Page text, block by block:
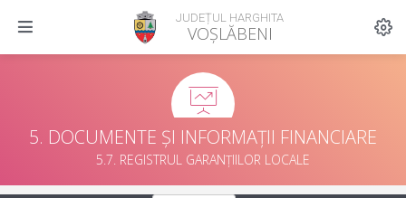
JUDEȚUL HARGHITA
VOȘLĂBENI
5. DOCUMENTE ȘI INFORMAȚII FINANCIARE
5.7. REGISTRUL GARANȚIILOR LOCALE